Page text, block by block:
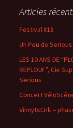
r
c
e
r
:
Articles
Festival #18
Un Peu de
LES 10 ANS DE
REPLOUF”, Cie
Serious
Concert
VinnytsCirk –